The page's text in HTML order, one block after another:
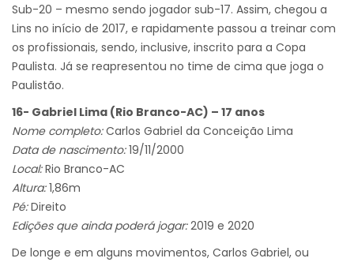
Sub-20 – mesmo sendo jogador sub-17. Assim, chegou a
Lins no início de 2017, e rapidamente passou a treinar com
os profissionais, sendo, inclusive, inscrito para a Copa
Paulista. Já se reapresentou no time de cima que joga o
Paulistão.
16- Gabriel Lima (Rio Branco-AC) – 17 anos
Nome completo:Carlos Gabriel da Conceição Lima
Data de nascimento:19/11/2000
Local:Rio Branco-AC
Altura:1,86m
Pé:Direito
Edições que ainda poderá jogar:2019 e 2020
De longe e em alguns movimentos, Carlos Gabriel, ou